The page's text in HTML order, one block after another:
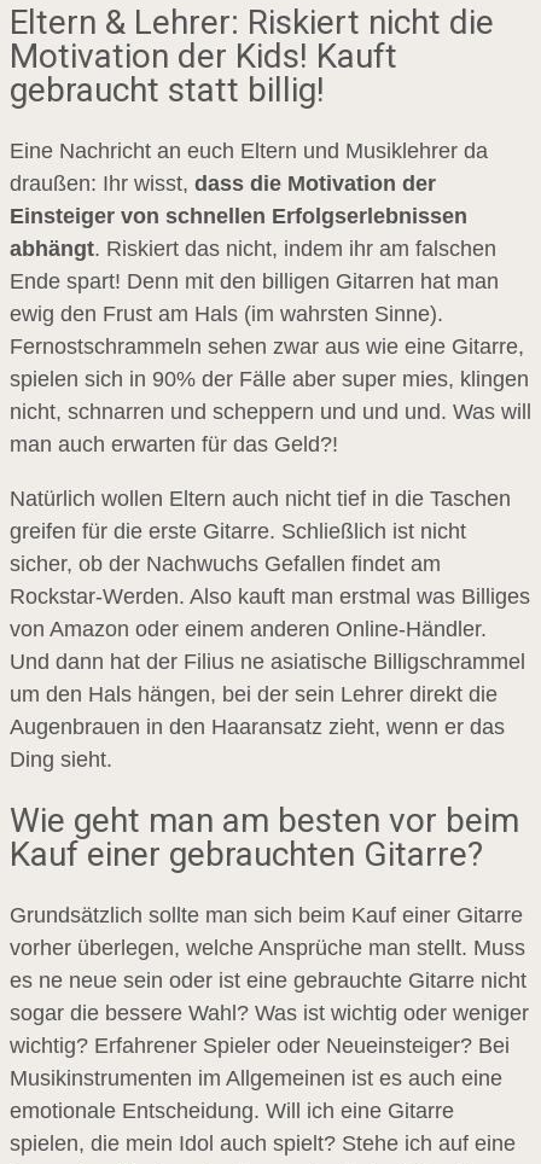
Eltern & Lehrer: Riskiert nicht die
Motivation der Kids! Kauft
gebraucht statt billig!
Eine Nachricht an euch Eltern und Musiklehrer da
draußen: Ihr wisst, dass die Motivation der
Einsteiger von schnellen Erfolgserlebnissen
abhängt. Riskiert das nicht, indem ihr am falschen
Ende spart! Denn mit den billigen Gitarren hat man
ewig den Frust am Hals (im wahrsten Sinne).
Fernostschrammeln sehen zwar aus wie eine Gitarre,
spielen sich in 90% der Fälle aber super mies, klingen
nicht, schnarren und scheppern und und und. Was will
man auch erwarten für das Geld?!
Natürlich wollen Eltern auch nicht tief in die Taschen
greifen für die erste Gitarre. Schließlich ist nicht
sicher, ob der Nachwuchs Gefallen findet am
Rockstar-Werden. Also kauft man erstmal was Billiges
von Amazon oder einem anderen Online-Händler.
Und dann hat der Filius ne asiatische Billigschrammel
um den Hals hängen, bei der sein Lehrer direkt die
Augenbrauen in den Haaransatz zieht, wenn er das
Ding sieht.
Wie geht man am besten vor beim
Kauf einer gebrauchten Gitarre?
Grundsätzlich sollte man sich beim Kauf einer Gitarre
vorher überlegen, welche Ansprüche man stellt. Muss
es ne neue sein oder ist eine gebrauchte Gitarre nicht
sogar die bessere Wahl? Was ist wichtig oder weniger
wichtig? Erfahrener Spieler oder Neueinsteiger? Bei
Musikinstrumenten im Allgemeinen ist es auch eine
emotionale Entscheidung. Will ich eine Gitarre
spielen, die mein Idol auch spielt? Stehe ich auf eine